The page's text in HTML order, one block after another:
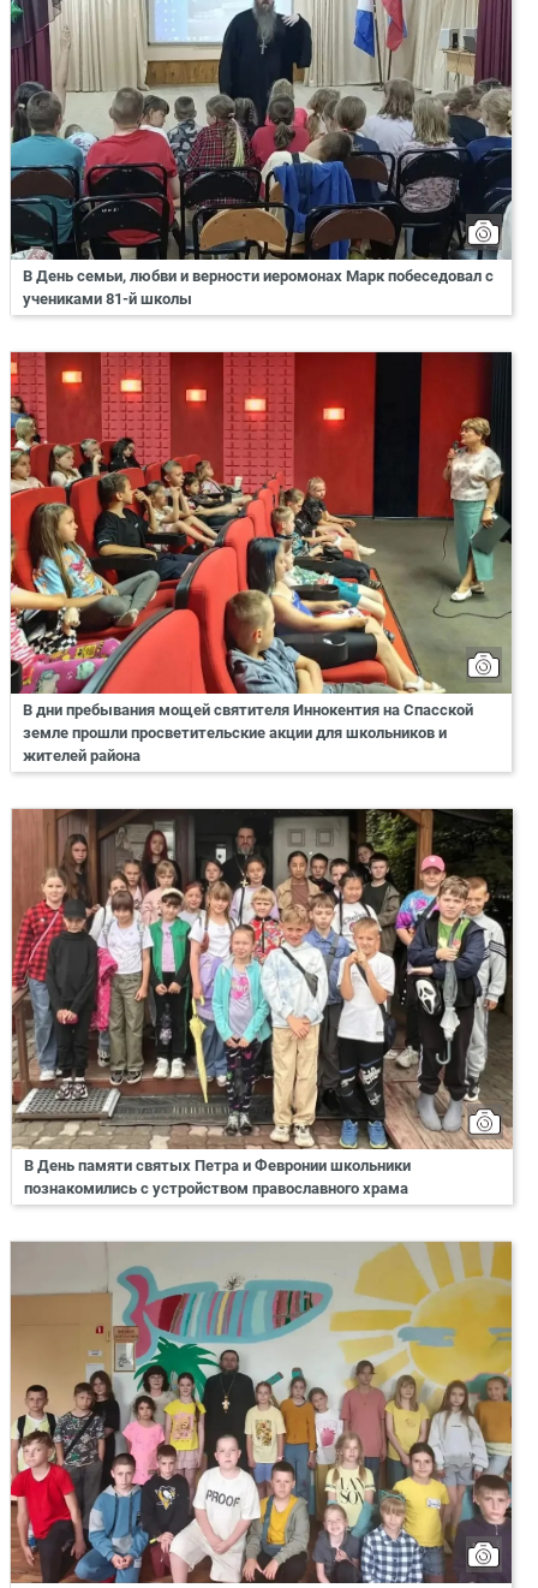
В День семьи, любви и верности иеромонах Марк побеседовал с
учениками 81-й школы
В дни пребывания мощей святителя Иннокентия на Спасской
земле прошли просветительские акции для школьников и
жителей района
В День памяти святых Петра и Февронии школьники
познакомились с устройством православного храма